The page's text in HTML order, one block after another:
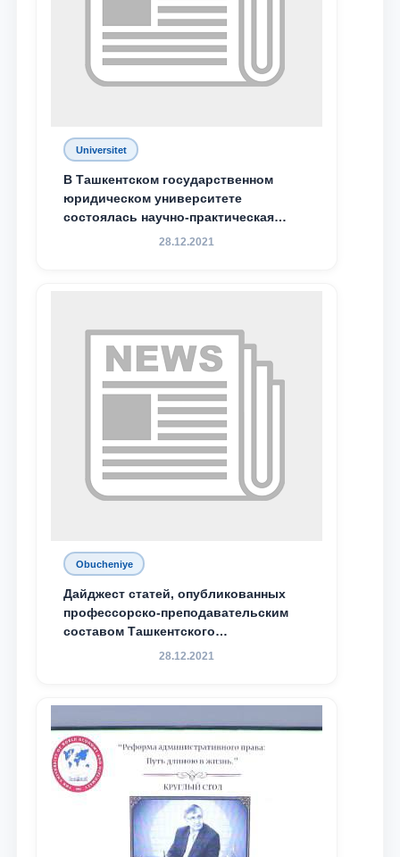
Universitet
В Ташкентском государственном
юридическом университете
состоялась научно-практическая
конференция магистрантов
28.12.2021
Obucheniye
Дайджест статей, опубликованных
профессорско-преподавательским
составом Ташкентского
государственного юридического
доведения до международного
сообщества результатов реформ и
исследований в сфере
противодействия коррупции
28.12.2021